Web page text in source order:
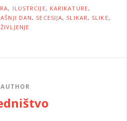
, ILUSTRCIJE, KARIKATURE,
DAN, SECESIJA, SLIKAR, SLIKE,
ŽIVLJENJE
AUTHOR